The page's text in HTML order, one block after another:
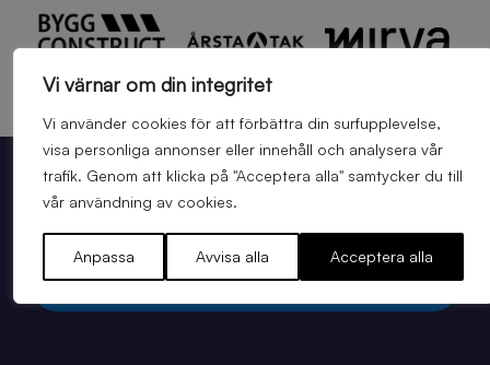
Vi värnar om din integritet
Vi använder cookies för att förbättra din surfupplevelse,
visa personliga annonser eller innehåll och analysera vår
trafik. Genom att klicka på "Acceptera alla" samtycker du till
vår användning av cookies.
Anpassa Avvisa alla Acceptera alla
STÖTTA BLÅSVART PÅ STUDAN
Köp matchbiljett